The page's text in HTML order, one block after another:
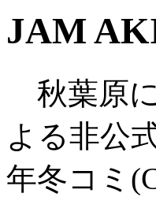
JAM
秋葉原
よる非公
年冬コミ